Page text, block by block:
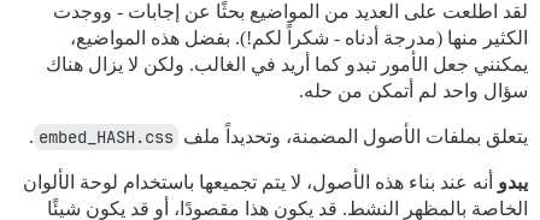
لقد اطلعت على العديد من المواضيع بحثًا عن إجابات - ووجدت
الكثير منها (مدرجة أدناه - شكراً لكم!). بفضل هذه المواضيع،
يمكنني جعل الأمور تبدو كما أريد في الغالب. ولكن لا يزال هناك
سؤال واحد لم أتمكن من حله.
يتعلق بملفات الأصول المضمنة، وتحديداً ملف embed_HASH.css
.
يبدو أنه عند بناء هذه الأصول، لا يتم تجميعها باستخدام لوحة الألوان
الخاصة بالمظهر النشط. قد يكون هذا مقصودًا، أو قد يكون شيئًا